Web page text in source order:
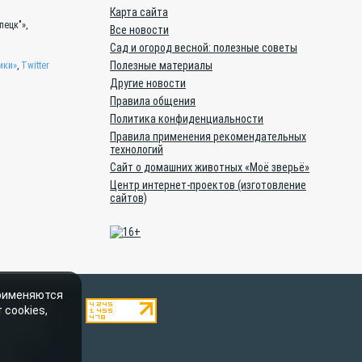
, Twitter
Карта сайта
Все новости
Сад и огород весной: полезные советы
Полезные материалы
Другие новости
Правила общения
Политика конфиденциальности
Правила применения рекомендательных
технологий
Сайт о домашних животных «Моё зверьё»
Центр интернет-проектов (изготовление
сайтов)
о
cookies,